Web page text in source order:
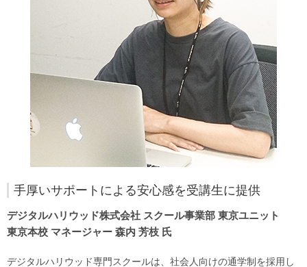
手厚いサポートによる安心感を受講生に提供
デジタルハリウッド株式会社 スクール事業部 東京ユニット
東京本校 マネージャー 森内 芳枝 氏
デジタルハリウッド専門スクールは、社会人向けの通学制を採用し